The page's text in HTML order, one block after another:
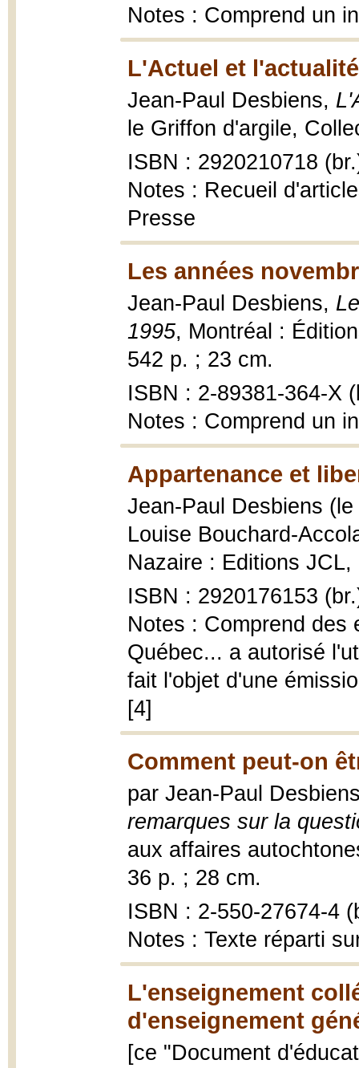
Notes : Comprend un
L'Actuel et
Jean-Paul Desbiens,
le Griffon d'argile,
ISBN : 2920210718
Notes : Recueil
Presse
Les années
Jean-Paul Desbiens,
1995, Montréal :
542 p. ; 23 cm.
ISBN : 2-89381-364-X
Notes : Comprend un
Appartenance et
Jean-Paul Desbiens
Louise Bouchard-
Nazaire : Editions
ISBN : 2920176153
Notes : Comprend des
Québec... a autorisé
fait l'objet d'une
[4]
Comment peut-on
par Jean-Paul
remarques sur la
aux affaires
36 p. ; 28 cm.
ISBN : 2-550-27674-4
Notes : Texte réparti
L'enseignement
d'enseignement
[ce "Document